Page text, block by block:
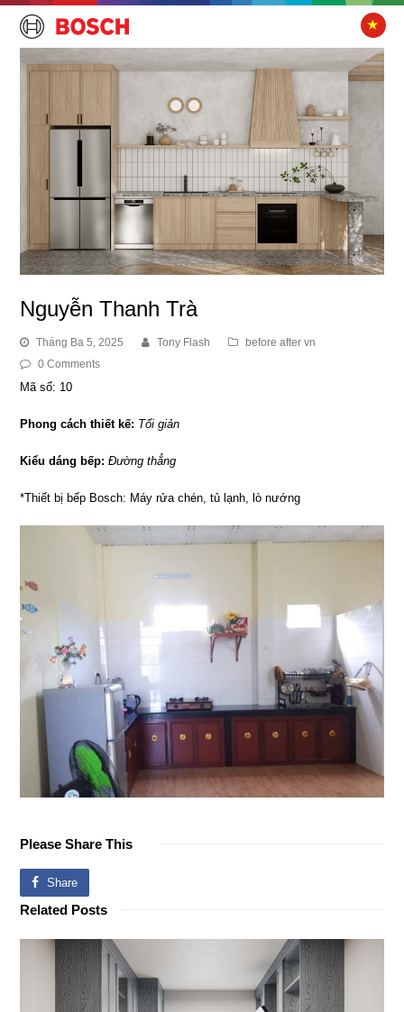
Nguyễn Thanh Trà
Tháng Ba 5, 2025 Tony Flash
before after vn
0 Comments
Mã số: 10
Phong cách thiết kế: Tối giản
Kiểu dáng bếp: Đường thẳng
*Thiết bị bếp Bosch: Máy rửa chén, tủ lạnh, lò nướng
Please Share This
Share
Related Posts